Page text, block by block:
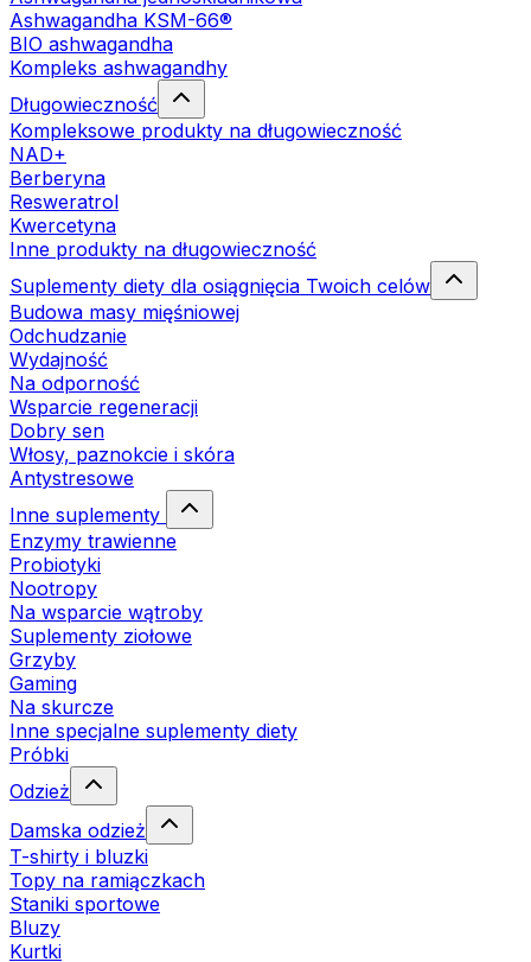
Ashwagandha KSM-66®
BIO ashwagandha
Kompleks ashwagandhy
Długowieczność
Kompleksowe produkty na długowieczność
NAD+
Berberyna
Resweratrol
Kwercetyna
Inne produkty na długowieczność
Suplementy diety dla osiągnięcia Twoich celów
Budowa masy mięśniowej
Odchudzanie
Wydajność
Na odporność
Wsparcie regeneracji
Dobry sen
Włosy, paznokcie i skóra
Antystresowe
Inne suplementy
Enzymy trawienne
Probiotyki
Nootropy
Na wsparcie wątroby
Suplementy ziołowe
Grzyby
Gaming
Na skurcze
Inne specjalne suplementy diety
Próbki
Odzież
Damska odzież
T-shirty i bluzki
Topy na ramiączkach
Staniki sportowe
Bluzy
Kurtki